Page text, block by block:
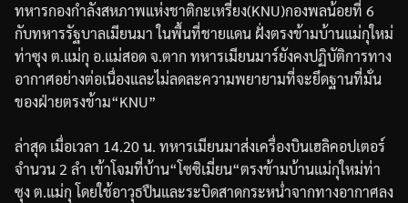
ทหารกองกำลังสหภาพแห่งชาติกะเหรี่ยง(KNU)กองพลน้อยที่ 6
กับทหารรัฐบาลเมียนมา ในพื้นที่ชายแดน ฝั่งตรงข้ามบ้านแม่กุใหม่
ท่าซุง ต.แม่กุ อ.แม่สอดจ.ตาก ทหารเมียนมาร์ยังคงปฏิบัติการทาง
อากาศอย่างต่อเนื่องและไม่ลดละความพยายามที่จะยึดฐานที่มั่น
ของฝ่ายตรงข้าม“KNU”
ล่าสุด เมื่อเวลา 14.20น. ทหารเมียนมาส่งเครื่องบินเฮลิคอปเตอร์
จำนวน 2 ลำ เข้าโจมที่บ้าน“โซซิเมี่ยน“ตรงข้ามบ้านแม่กุใหม่ท่า
ซุง ต.แม่กุ โดยใช้อาวุธปืนและระบิดสาดกระหน่ำจากทางอากาศลง